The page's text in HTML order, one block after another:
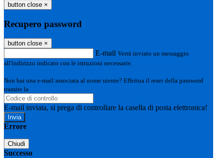
button close ×
Recupero password
button close ×
E-mail Verrà inviato un messaggio
all'indirizzo indicato con le istruzioni necessarie.
Non hai una e-mail associata al nome utente? Effettua il reset della password
tramite la
E-mail inviata, si prega di controllare la casella di posta elettronica!
Errore
Chiudi
Successo